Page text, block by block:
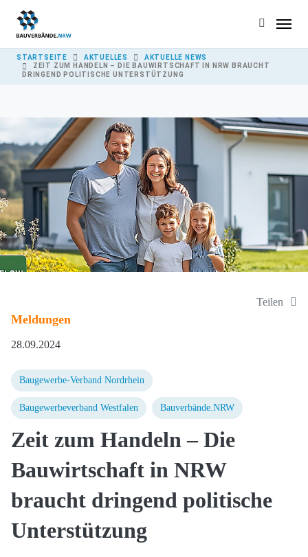
YOU ARE HERE:
STARTSEITE AKTUELLES
AKTUELLE NEWS
ZEIT ZUM HANDELN – DIE BAUWIRTSCHAFT IN NRW BRAUCHT
DRINGEND POLITISCHE UNTERSTÜTZUNG
Teilen
Meldungen
28.09.2024
Baugewerbe-Verband Nordrhein
Baugewerbeverband Westfalen Bauverbände.NRW
Zeit zum Handeln – Die
Bauwirtschaft in NRW
braucht dringend politische
Unterstützung